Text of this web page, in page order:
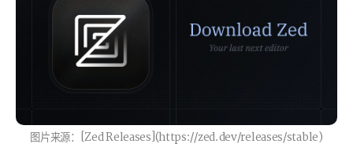
图片来源：[Zed Releases](https://zed.dev/releases/stable)